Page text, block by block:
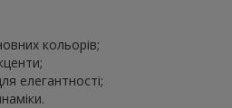
кольорів;
елегантності;